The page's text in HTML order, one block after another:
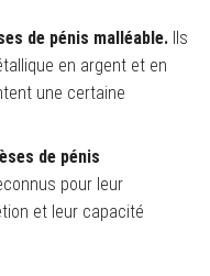
de pénis malléable. Ils
en argent et en
une certaine
de pénis
pour leur
et leur capacité